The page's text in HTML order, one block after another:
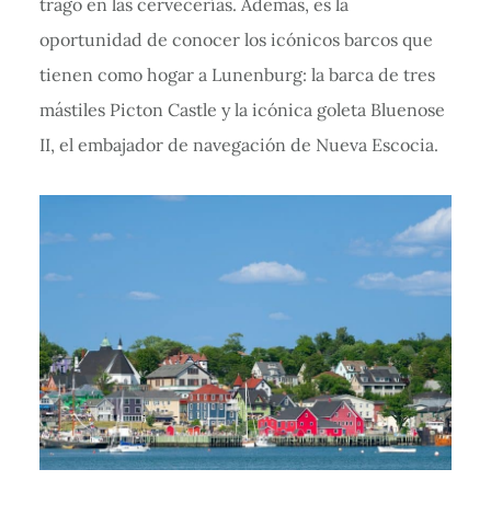
trago en las cervecerías. Además, es la
oportunidad de conocer los icónicos barcos que
tienen como hogar a Lunenburg: la barca de tres
mástiles Picton Castle y la icónica goleta Bluenose
II, el embajador de navegación de Nueva Escocia.